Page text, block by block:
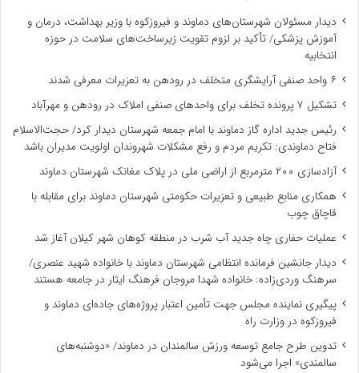
دیدار مسئولان شهرستان‌های دماوند و فیروزکوه با وزیر بهداشت، درمان و
آموزش پزشکی/ تأکید بر لزوم تقویت زیرساخت‌های سلامت در حوزه
انتخابیه
۶ واحد صنفی آرایشگری متخلف در رودهن به تعزیرات معرفی شدند
تشکیل ۷ پرونده تخلف برای واحدهای صنفی املاک در رودهن و مهرآباد
رئیس جدید اداره گاز دماوند با امام جمعه شهرستان دیدار کرد/ حجت‌الاسلام
فتاح دماوندی: تکریم مردم و رفع مشکلات شهروندان اولویت مدیران باشد
آزادسازی ۲۰۰ مترمربع از اراضی ملی در پلاک مغانک شهرستان دماوند
همکاری منابع طبیعی و تعزیرات حکومتی شهرستان دماوند برای مقابله با
قاچاق چوب
عملیات حفاری چاه جدید آب شرب در منطقه کوهان شهر کیلان آغاز شد
دیدار جانشین فرمانده انتظامی شهرستان دماوند با خانواده شهید عنصری/
سرهنگ وردی‌زاده: خانواده شهدا مروجان فرهنگ ایثار در جامعه هستند
پیگیری نماینده مجلس جهت تأمین اعتبار پروژه‌های جاده‌ای دماوند و
فیروزکوه در وزارت راه
تدوین طرح جامع توسعه ورزش سالمندان در دماوند/ «دوشنبه‌های
سالمندی» اجرا می‌شود